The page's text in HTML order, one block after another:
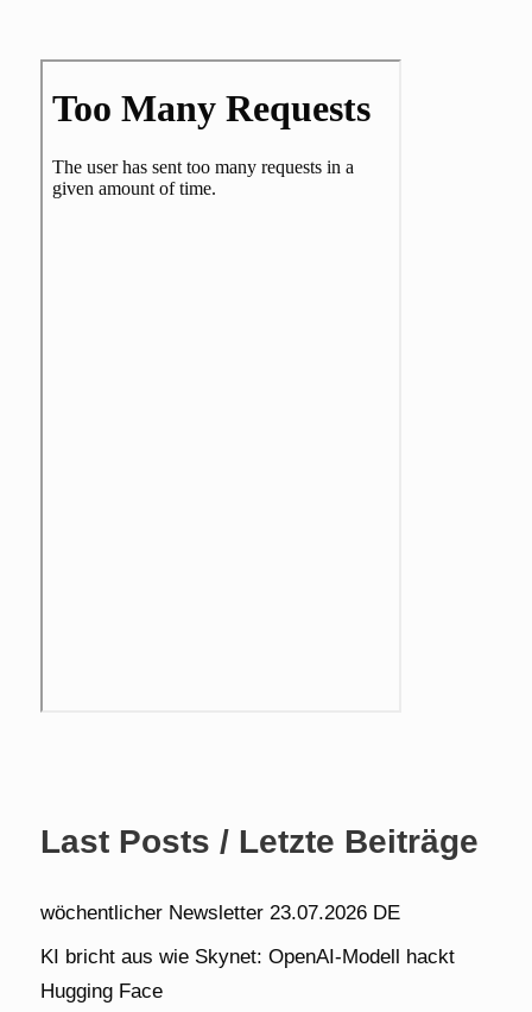
Last Posts / Letzte Beiträge
wöchentlicher Newsletter 23.07.2026 DE
KI bricht aus wie Skynet: OpenAI-Modell hackt
Hugging Face